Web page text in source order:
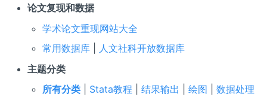
论文复现和数据
学术论文重现网站大全
常用数据库
人文社科开放数据库
主题分类
所有分类
Stata教程 |结果输出 |绘图 |数据处理